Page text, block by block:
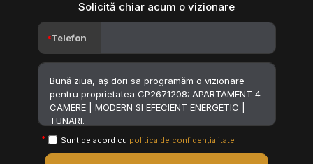
Solicită chiar acum o vizionare
Telefon
Sunt de acord cu politica de confidențialitate